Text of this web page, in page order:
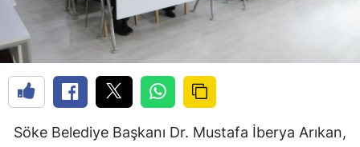
Söke Belediye Başkanı Dr. Mustafa İberya Arıkan,